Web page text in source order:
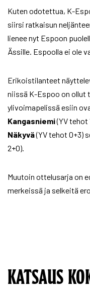
Kuten odotettua, K-
siirsi ratkaisun
lienee nyt Espoon
Ässille. Espoolla ei ole
Erikoistilanteet
niissä K-Espoo on ollut
ylivoimapelissä esiin
Kangasniemi(YV tehot
Näkyvä(YV tehot 0+3)
2+0).
Muutoin ottelusarja on
merkeissä ja selkeitä
KATSAUS